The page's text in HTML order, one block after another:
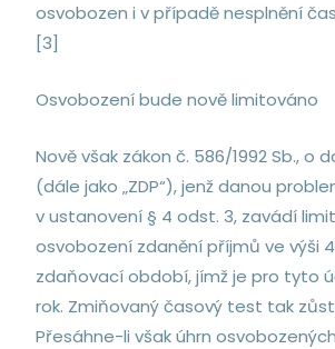
osvobozen i v případě nesplnění
[3]
Osvobození bude nově limitováno
Nově však zákon č. 586/1992 Sb., o
(dále jako „ZDP“), jenž danou
v ustanovení § 4 odst. 3, zavádí
osvobození zdanění příjmů ve výši
zdaňovací období, jímž je pro tyto
rok. Zmiňovaný časový test tak
Přesáhne-li však úhrn